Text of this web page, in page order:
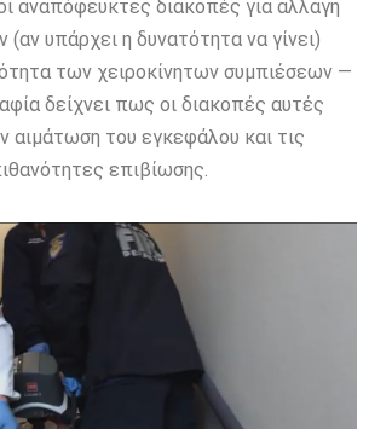
αναπόφευκτες διακοπές για αλλαγή
(αν υπάρχει η δυνατότητα να γίνει)
των χειροκίνητων συμπιέσεων —
δείχνει πως οι διακοπές αυτές
αιμάτωση του εγκεφάλου και τις
επιβίωσης.